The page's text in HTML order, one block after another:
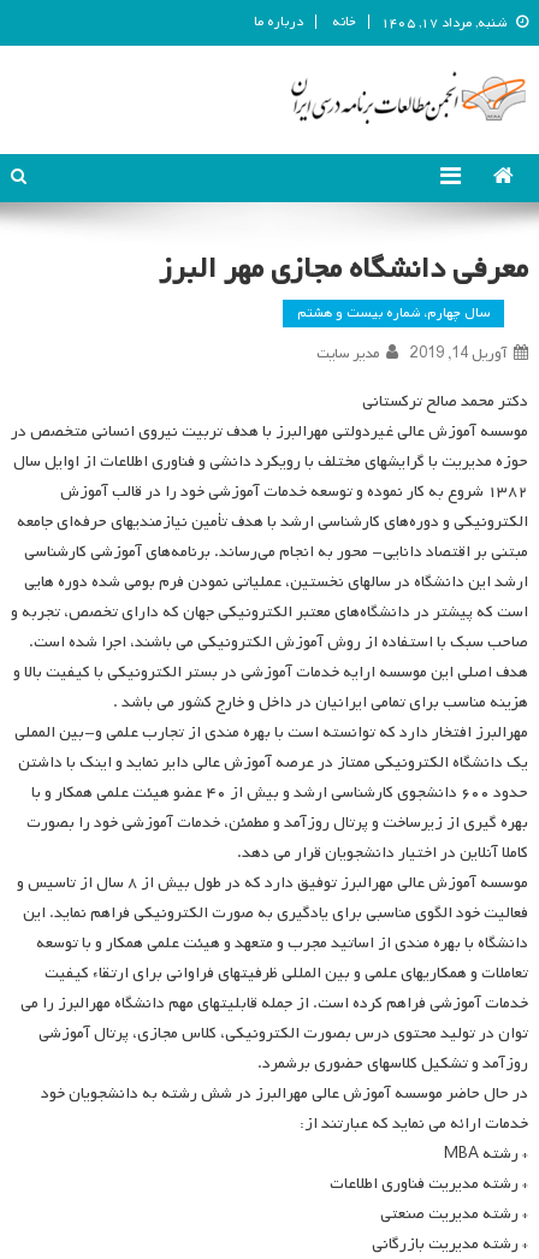
شنبه, مرداد ۱۷, ۱۴۰۵ خانه درباره ما
انجمن مطالعات برنامه درسی ایران
معرفی دانشگاه مجازی مهر البرز
سال چهارم، شماره بیست و هشتم
آوریل 14, 2019 مدیر سایت
دکتر محمد صالح ترکستانی
موسسه آموزش عالی غیردولتی مهرالبرز با هدف تربیت نیروی انسانی متخصص در
حوزه مدیریت با گرایشهای مختلف با رویکرد دانشی و فناوری اطلاعات از اوایل سال
۱۳۸۲ شروع به کار نموده و توسعه خدمات آموزشی خود را در قالب آموزش
الکترونیکی و دوره‌های کارشناسی ارشد با هدف تأمین نیازمندیهای حرفه‌ای جامعه
مبتنی بر اقتصاد دانایی- محور به انجام می‌رساند. برنامه‌های آموزشی کارشناسی
ارشد این دانشگاه در سالهای نخستین، عملیاتی نمودن فرم بومی شده دوره هایی
است که پیشتر در دانشگاه‌های معتبر الکترونیکی جهان که دارای تخصص، تجربه و
صاحب سبک با استفاده از روش آموزش الکترونیکی می باشند، اجرا شده است.
هدف اصلی این موسسه ارایه خدمات آموزشی در بستر الکترونیکی با کیفیت بالا و
هزینه مناسب برای تمامی ایرانیان در داخل و خارج کشور می باشد .
مهرالبرز افتخار دارد که توانسته است با بهره مندی از تجارب علمی و-بین المملی
یک دانشگاه الکترونیکی ممتاز در عرصه آموزش عالی دایر نماید و اینک با داشتن
حدود ۶۰۰ دانشجوی کارشناسی ارشد و بیش از ۴۰ عضو هیئت علمی همکار و با
بهره گیری از زیرساخت و پرتال روزآمد و مطمئن، خدمات آموزشی خود را بصورت
کاملا آنلاین در اختیار دانشجویان قرار می دهد.
موسسه آموزش عالی مهرالبرز توفیق دارد که در طول بیش از ۸ سال از تاسیس و
فعالیت خود الگوی مناسبی برای یادگیری به صورت الکترونیکی فراهم نماید. این
دانشگاه با بهره مندی از اساتید مجرب و متعهد و هیئت علمی همکار و با توسعه
تعاملات و همکاریهای علمی و بین المللی ظرفیتهای فراوانی برای ارتقاء کیفیت
خدمات آموزشی فراهم کرده است. از جمله قابلیتهای مهم دانشگاه مهرالبرز را می
توان در تولید محتوی درس بصورت الکترونیکی، کلاس مجازی، پرتال آموزشی
روزآمد و تشکیل کلاسهای حضوری برشمرد.
در حال حاضر موسسه آموزش عالی مهرالبرز در شش رشته به دانشجویان خود
خدمات ارائه می نماید که عبارتند از:
* رشته MBA
* رشته مدیریت فناوری اطلاعات
* رشته مدیریت صنعتی
* رشته مدیریت بازرگانی